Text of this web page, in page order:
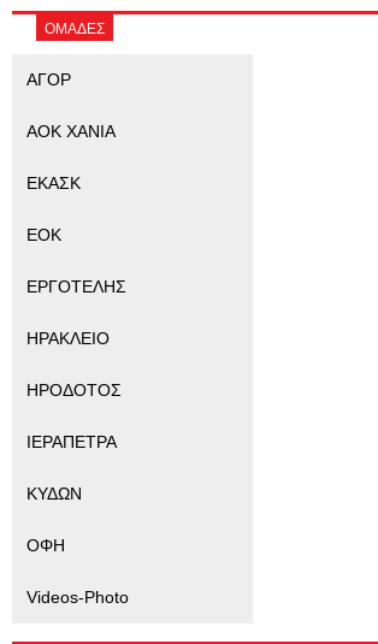
ΟΜΑΔΕΣ
ΑΓΟΡ
ΑΟΚ ΧΑΝΙΑ
ΕΚΑΣΚ
ΕΟΚ
ΕΡΓΟΤΕΛΗΣ
ΗΡΑΚΛΕΙΟ
ΗΡΟΔΟΤΟΣ
ΙΕΡΑΠΕΤΡΑ
ΚΥΔΩΝ
ΟΦΗ
Videos-Photo